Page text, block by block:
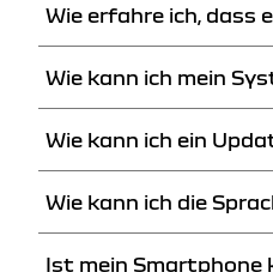
Gestalten Sie den Home-
Lieblingsfunktionen.
Konfigurieren Sie Ihre
Tippen und halten Sie
Suchen Sie das neue
Wie erfahre ich, dass
Ein automatisches
Wie kann ich mein
Ihr Neues Media Display
Wie kann ich ein
Ihre HERE-Karten
Wie kann ich die
Gehen Sie in der
Ist mein Smartphone